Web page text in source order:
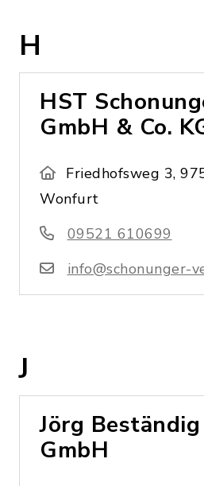
H
HST
GmbH & Co.
Friedhofsweg 3,
Wonfurt
09521 610699
info@schonunger-
J
Jörg Beständig
GmbH